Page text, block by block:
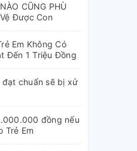
CŨNG PHÙ
Được Con
Em Không Có
Đến 1 Triệu Đồng
đạt chuẩn sẽ bị xử
đồng nếu
Trẻ Em